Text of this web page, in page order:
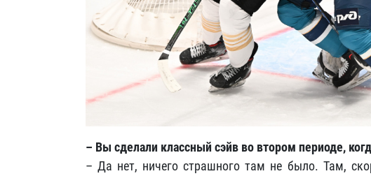
– Вы сделали классный сэйв во втором периоде,
– Да нет, ничего страшного там не было. Там,